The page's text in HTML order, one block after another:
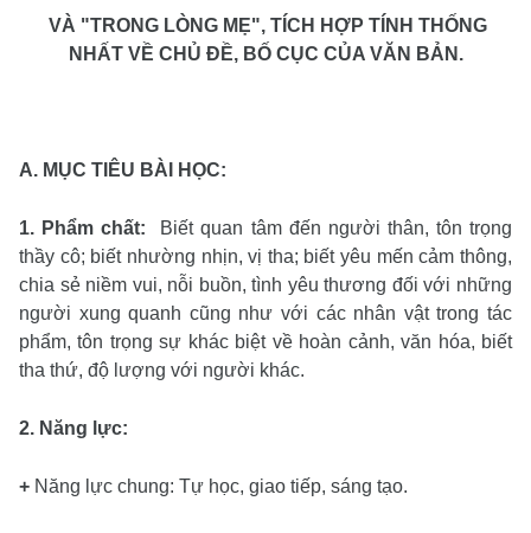
VÀ "TRONG LÒNG MẸ", TÍCH HỢP TÍNH THỐNG
NHẤT VỀ CHỦ ĐỀ, BỐ CỤC CỦA VĂN BẢN.
A. MỤC TIÊU BÀI HỌC:
1. Phẩm chất:
Biết quan tâm đến người thân, tôn trọng
thầy cô; biết nhường nhịn, vị tha; biết yêu mến cảm thông,
chia sẻ niềm vui, nỗi buồn, tình yêu thương đối với những
người xung quanh cũng như với các nhân vật trong tác
phẩm, tôn trọng sự khác biệt về hoàn cảnh, văn hóa, biết
tha thứ, độ lượng với người khác.
2. Năng lực:
+ Năng lực chung: Tự học, giao tiếp, sáng tạo.